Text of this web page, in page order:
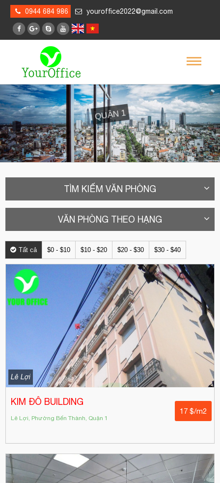
0944 684 986 youroffice2022@gmail.com
QUẬN 1
Quận 1 cũng là quận tập trung phần lớn các cao ốc văn phòng cho thuê hạng A trên địa bàn thành phố
TÌM KIẾM VĂN PHÒNG
VĂN PHÒNG THEO HẠNG
Tất cả $0 - $10 $10 - $20 $20 - $30 $30 - $40
Lê Lợi
KIM ĐÔ BUILDING
Lê Lợi, Phường Bến Thành, Quận 1
17 $/m2